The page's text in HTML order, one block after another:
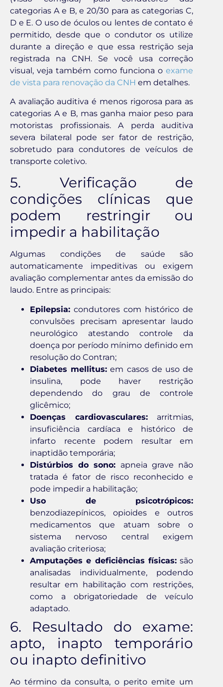
categorias A e B, e 20/30 para as categorias C,
D e E. O uso de óculos ou lentes de contato é
permitido, desde que o condutor os utilize
durante a direção e que essa restrição seja
registrada na CNH. Se você usa correção
visual, veja também como funciona o exame
de vista para renovação da CNH em detalhes.
A avaliação auditiva é menos rigorosa para as
categorias A e B, mas ganha maior peso para
motoristas profissionais. A perda auditiva
severa bilateral pode ser fator de restrição,
sobretudo para condutores de veículos de
transporte coletivo.
5. Verificação de
condições clínicas que
podem restringir ou
impedir a habilitação
Algumas condições de saúde são
automaticamente impeditivas ou exigem
avaliação complementar antes da emissão do
laudo. Entre as principais:
Epilepsia: condutores com histórico de
convulsões precisam apresentar laudo
neurológico atestando controle da
doença por período mínimo definido em
resolução do Contran;
Diabetes mellitus: em casos de uso de
insulina, pode haver restrição
dependendo do grau de controle
glicêmico;
Doenças cardiovasculares: arritmias,
insuficiência cardíaca e histórico de
infarto recente podem resultar em
inaptidão temporária;
Distúrbios do sono: apneia grave não
tratada é fator de risco reconhecido e
pode impedir a habilitação;
Uso de psicotrópicos:
benzodiazepínicos, opioides e outros
medicamentos que atuam sobre o
sistema nervoso central exigem
avaliação criteriosa;
Amputações e deficiências físicas:são
analisadas individualmente, podendo
resultar em habilitação com restrições,
como a obrigatoriedade de veículo
adaptado.
6. Resultado do exame:
apto, inapto temporário
ou inapto definitivo
Ao término da consulta, o perito emite um